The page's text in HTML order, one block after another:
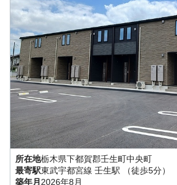
所在地栃木県下都賀郡壬生町中央町
最寄駅東武宇都宮線 壬生駅
（徒歩5分）
築年月 2026年8月